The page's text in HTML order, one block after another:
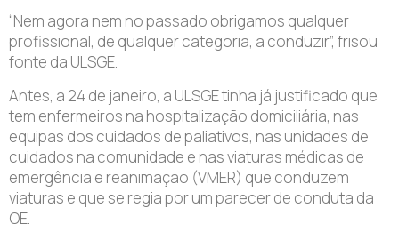
“Nem agora nem no passado obrigamos qualquer
profissional, de qualquer categoria, a conduzir”, frisou
fonte da ULSGE.
Antes, a 24 de janeiro, a ULSGE tinha já justificado que
tem enfermeiros na hospitalização domiciliária, nas
equipas dos cuidados de paliativos, nas unidades de
cuidados na comunidade e nas viaturas médicas de
emergência e reanimação (VMER) que conduzem
viaturas e que se regia por um parecer de conduta da
OE.